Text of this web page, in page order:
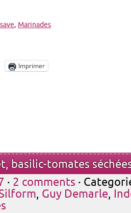
, Marinades
Imprimer
basilic-tomates
· 2 comments ·
, Guy Demarle,